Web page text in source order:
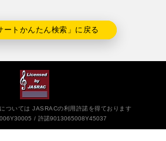
トかんたん検索」に戻る
ついては JASRACの利用許諾を得ております
許諾9013065008Y45037